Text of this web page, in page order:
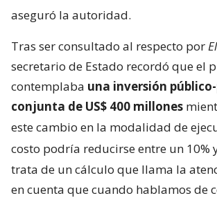
aseguró la autoridad.
Tras ser consultado al respecto por
secretario de Estado recordó que el
contemplaba una inversión
conjunta de US$ 400 millones
este cambio en la modalidad de
costo podría reducirse entre un 10%
trata de un cálculo que llama la
en cuenta que cuando hablamos de